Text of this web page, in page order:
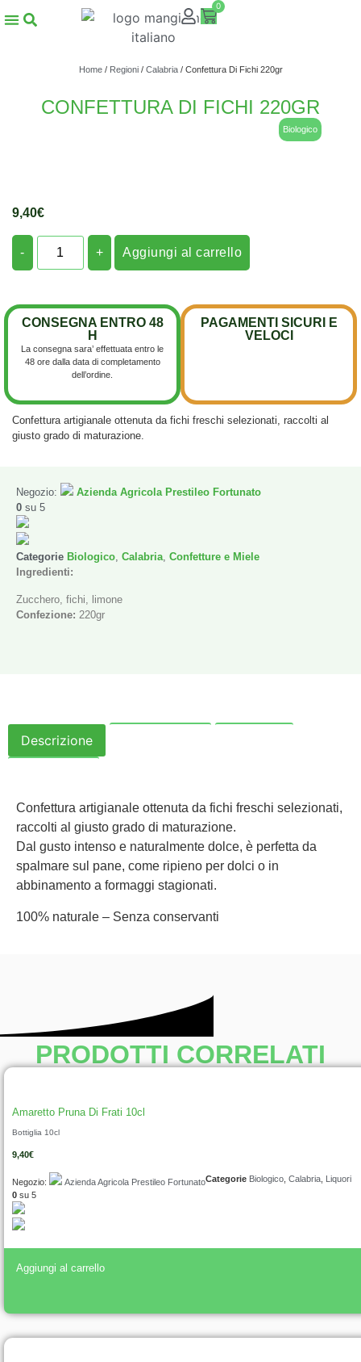
0
Home/ Regioni/ Calabria/ Confettura Di Fichi 220gr
CONFETTURA DI FICHI 220GR
Biologico
9,40€
- + Aggiungi al carrello
PAGAMENTI SICURI E
VELOCI
CONSEGNA ENTRO 48
H
La consegna sara’ effettuata entro le
48 ore dalla data di completamento
dell’ordine.
Confettura artigianale ottenuta da fichi freschi selezionati, raccolti al
giusto grado di maturazione.
Negozio:
Azienda Agricola Prestileo Fortunato
0 su 5
Categorie Biologico, Calabria, Confetture e Miele
Ingredienti:
Zucchero, fichi, limone
Confezione: 220gr
Descrizione
Confettura artigianale ottenuta da fichi freschi selezionati,
raccolti al giusto grado di maturazione.
Dal gusto intenso e naturalmente dolce, è perfetta da
spalmare sul pane, come ripieno per dolci o in
abbinamento a formaggi stagionati.
100% naturale – Senza conservanti
PRODOTTI CORRELATI
Amaretto Pruna Di Frati 10cl
Bottiglia 10cl
9,40€
Negozio:
Azienda Agricola Prestileo Fortunato
0 su 5
Categorie Biologico Calabria Liquori
Aggiungi al carrello